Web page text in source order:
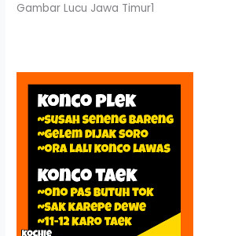
Gambar Lucu Jawa Timur1